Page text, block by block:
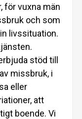
för vuxna män
och som
livssituation.
stöd till
missbruk, i
eller
att
boende. Vi